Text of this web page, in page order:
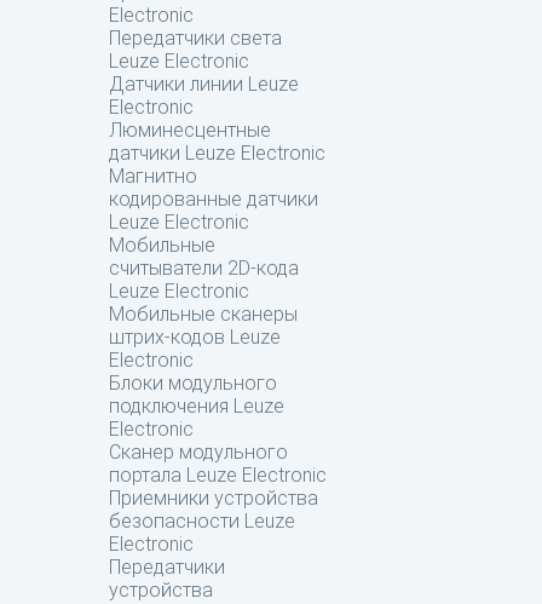
Electronic
Передатчики света
Leuze Electronic
Датчики линии Leuze
Electronic
Люминесцентные
датчики Leuze Electronic
Магнитно
кодированные датчики
Leuze Electronic
Мобильные
считыватели 2D-кода
Leuze Electronic
Мобильные сканеры
штрих-кодов Leuze
Electronic
Блоки модульного
подключения Leuze
Electronic
Сканер модульного
портала Leuze Electronic
Приемники устройства
безопасности Leuze
Electronic
Передатчики
устройства